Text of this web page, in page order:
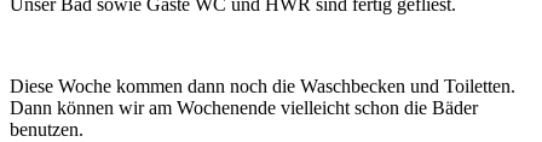
Unser Bad sowie Gäste WC und HWR sind fertig gefliest.
Diese Woche kommen dann noch die Waschbecken und Toiletten.
Dann können wir am Wochenende vielleicht schon die Bäder
benutzen.